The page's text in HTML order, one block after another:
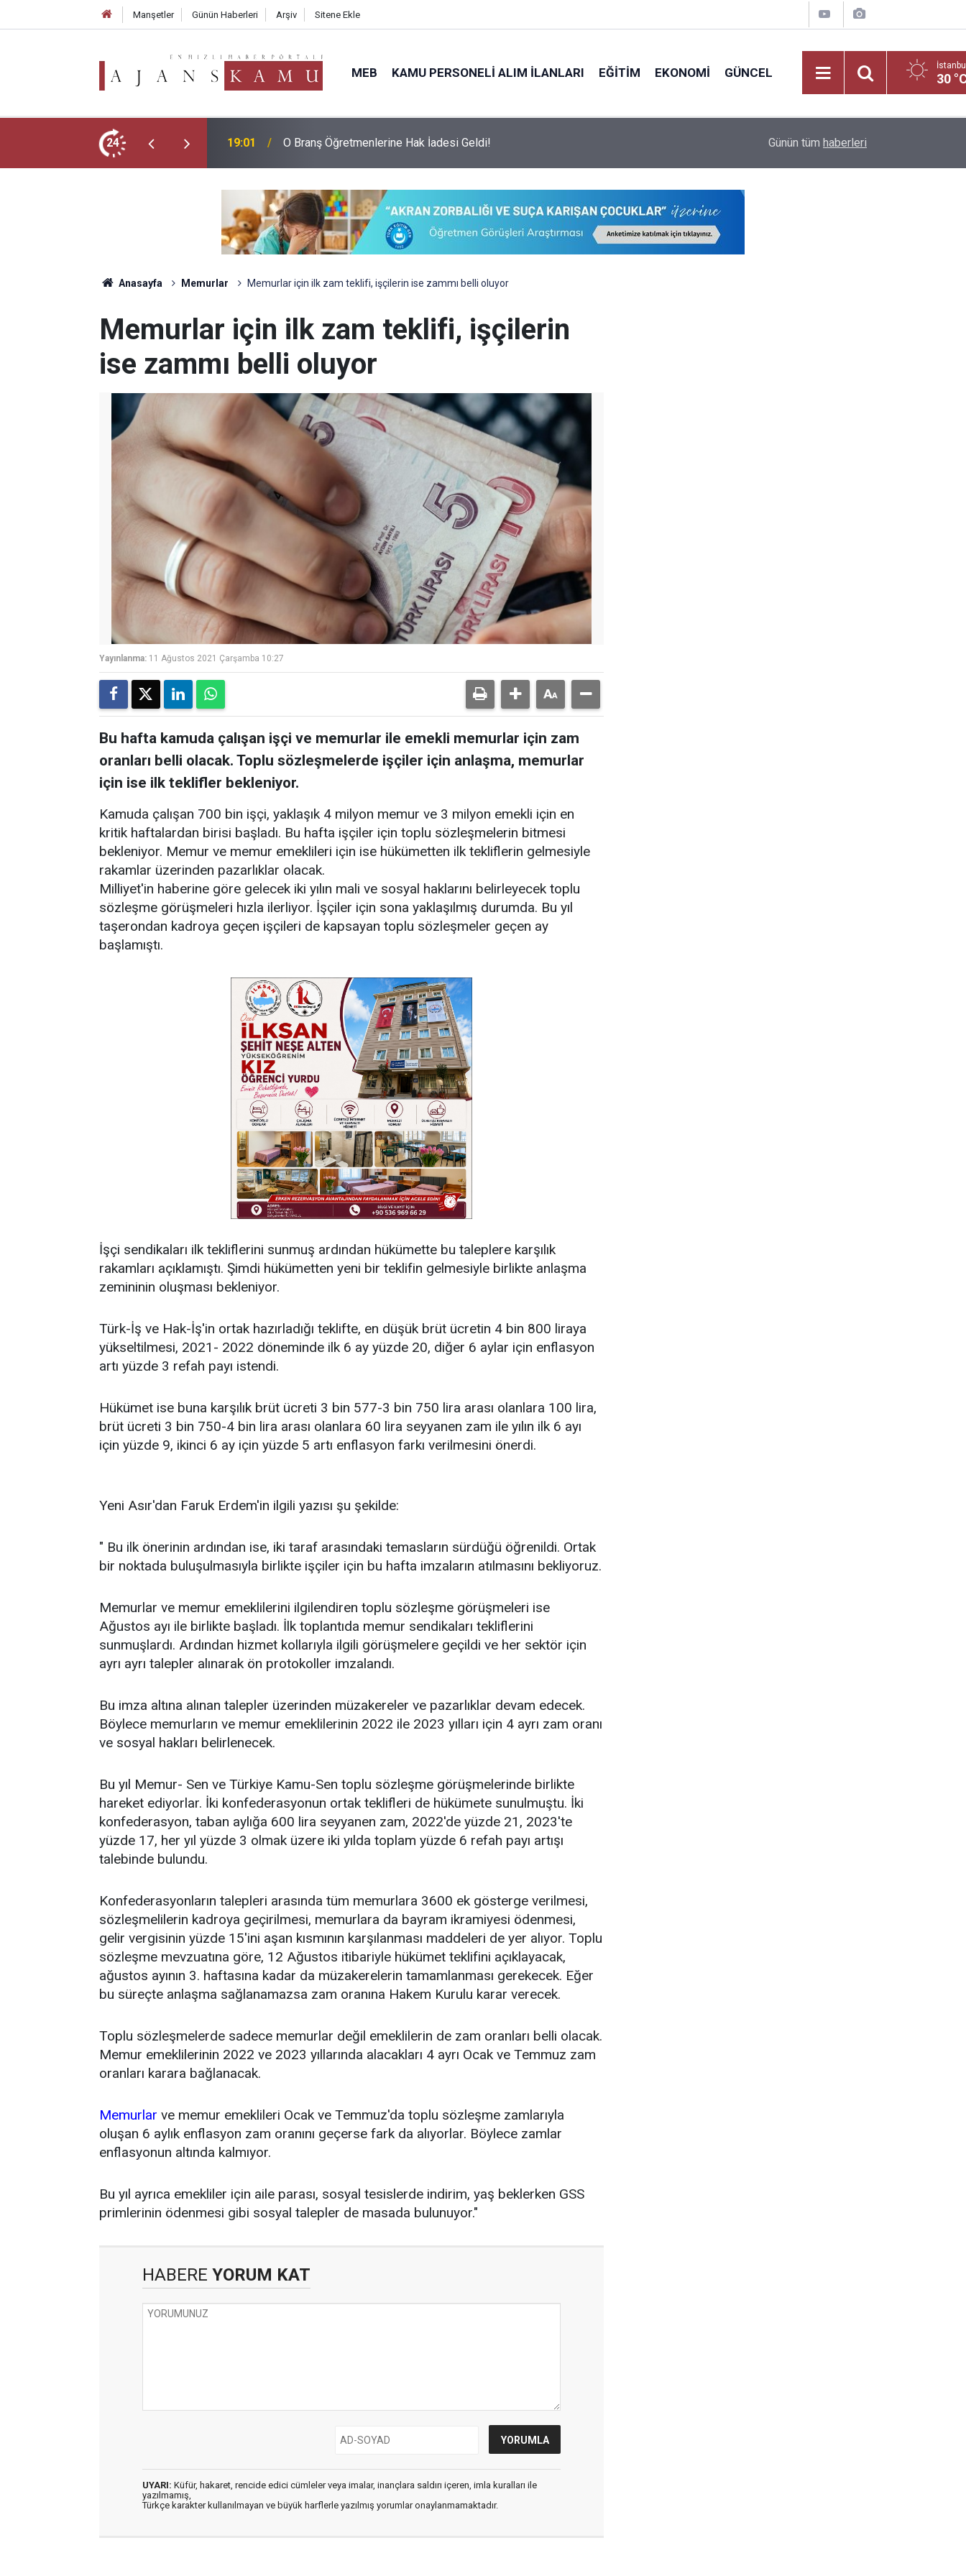
Manşetler Günün Haberleri Arşiv Sitene Ekle
MEB KAMU PERSONELI ALIM İLANLARI EĞITIM EKONOMI GÜNCEL 30
24 18:02
LGS Zirvesinde Dikkat Çeken Değişim: Sadece İki Okul Tam Puanla Öğrenci
Aldı
2026 LGS Yerleştirme Sonuçlarına Göre
Günün tüm haberleri
Anasayfa Memurlar Memurlar için ilk zam teklifi, işçilerin ise zammı belli oluyor
Memurlar için ilk zam teklifi, işçilerin
ise zammı belli oluyor
Yayınlanma: 11 Ağustos 2021 Çarşamba 10:27
Bu hafta kamuda çalışan işçi ve memurlar ile emekli memurlar için zam
oranları belli olacak. Toplu sözleşmelerde işçiler için anlaşma, memurlar
için ise ilk teklifler bekleniyor.
Kamuda çalışan 700 bin işçi, yaklaşık 4 milyon memur ve 3 milyon emekli için en
kritik haftalardan birisi başladı. Bu hafta işçiler için toplu sözleşmelerin bitmesi
bekleniyor. Memur ve memur emeklileri için ise hükümetten ilk tekliflerin gelmesiyle
rakamlar üzerinden pazarlıklar olacak.
Milliyet'in haberine göre gelecek iki yılın mali ve sosyal haklarını belirleyecek toplu
sözleşme görüşmeleri hızla ilerliyor. İşçiler için sona yaklaşılmış durumda. Bu yıl
taşerondan kadroya geçen işçileri de kapsayan toplu sözleşmeler geçen ay
başlamıştı.
İşçi sendikaları ilk tekliflerini sunmuş ardından hükümette bu taleplere karşılık
rakamları açıklamıştı. Şimdi hükümetten yeni bir teklifin gelmesiyle birlikte anlaşma
zemininin oluşması bekleniyor.
Türk-İş ve Hak-İş'in ortak hazırladığı teklifte, en düşük brüt ücretin 4 bin 800 liraya
yükseltilmesi, 2021- 2022 döneminde ilk 6 ay yüzde 20, diğer 6 aylar için enflasyon
artı yüzde 3 refah payı istendi.
Hükümet ise buna karşılık brüt ücreti 3 bin 577-3 bin 750 lira arası olanlara 100 lira,
brüt ücreti 3 bin 750-4 bin lira arası olanlara 60 lira seyyanen zam ile yılın ilk 6 ayı
için yüzde 9, ikinci 6 ay için yüzde 5 artı enflasyon farkı verilmesini önerdi.
Yeni Asır'dan Faruk Erdem'in ilgili yazısı şu şekilde:
" Bu ilk önerinin ardından ise, iki taraf arasındaki temasların sürdüğü öğrenildi. Ortak
bir noktada buluşulmasıyla birlikte işçiler için bu hafta imzaların atılmasını bekliyoruz.
Memurlar ve memur emeklilerini ilgilendiren toplu sözleşme görüşmeleri ise
Ağustos ayı ile birlikte başladı. İlk toplantıda memur sendikaları tekliflerini
sunmuşlardı. Ardından hizmet kollarıyla ilgili görüşmelere geçildi ve her sektör için
ayrı ayrı talepler alınarak ön protokoller imzalandı.
Bu imza altına alınan talepler üzerinden müzakereler ve pazarlıklar devam edecek.
Böylece memurların ve memur emeklilerinin 2022 ile 2023 yılları için 4 ayrı zam oranı
ve sosyal hakları belirlenecek.
Bu yıl Memur- Sen ve Türkiye Kamu-Sen toplu sözleşme görüşmelerinde birlikte
hareket ediyorlar. İki konfederasyonun ortak teklifleri de hükümete sunulmuştu. İki
konfederasyon, taban aylığa 600 lira seyyanen zam, 2022'de yüzde 21, 2023'te
yüzde 17, her yıl yüzde 3 olmak üzere iki yılda toplam yüzde 6 refah payı artışı
talebinde bulundu.
Konfederasyonların talepleri arasında tüm memurlara 3600 ek gösterge verilmesi,
sözleşmelilerin kadroya geçirilmesi, memurlara da bayram ikramiyesi ödenmesi,
gelir vergisinin yüzde 15'ini aşan kısmının karşılanması maddeleri de yer alıyor. Toplu
sözleşme mevzuatına göre, 12 Ağustos itibariyle hükümet teklifini açıklayacak,
ağustos ayının 3. haftasına kadar da müzakerelerin tamamlanması gerekecek. Eğer
bu süreçte anlaşma sağlanamazsa zam oranına Hakem Kurulu karar verecek.
Toplu sözleşmelerde sadece memurlar değil emeklilerin de zam oranları belli olacak.
Memur emeklilerinin 2022 ve 2023 yıllarında alacakları 4 ayrı Ocak ve Temmuz zam
oranları karara bağlanacak.
Memurlar ve memur emeklileri Ocak ve Temmuz'da toplu sözleşme zamlarıyla
oluşan 6 aylık enflasyon zam oranını geçerse fark da alıyorlar. Böylece zamlar
enflasyonun altında kalmıyor.
Bu yıl ayrıca emekliler için aile parası, sosyal tesislerde indirim, yaş beklerken GSS
primlerinin ödenmesi gibi sosyal talepler de masada bulunuyor."
HABERE YORUM KAT
UYARI: Küfür, hakaret, rencide edici cümleler veya imalar, inançlara saldırı içeren, imla kuralları ile
yazılmamış,
Türkçe karakter kullanılmayan ve büyük harflerle yazılmış yorumlar onaylanmamaktadır.